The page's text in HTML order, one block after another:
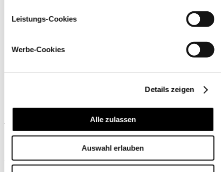
Leistungs-Cookies
Werbe-Cookies
Details zeigen
Alle zulassen
Auswahl erlauben
Pflegehinweise
Ähnliche Produkte
Wird oft zusammen gekauft